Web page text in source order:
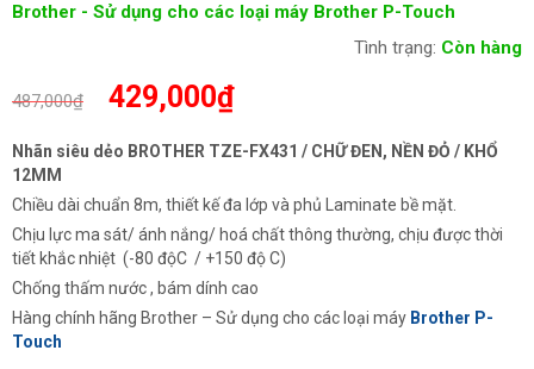
Brother - Sử dụng cho các loại máy Brother P-Touch
Tình trạng: Còn hàng
487,000₫ Giá
là:
429,000₫Giá
tại
429,000₫.
Nhãn siêu dẻo BROTHER TZE-FX431 / CHỮ ĐEN, NỀN ĐỎ / KHỔ
12MM
Chiều dài chuẩn 8m, thiết kế đa lớp và phủ Laminate bề mặt.
Chịu lực ma sát/ ánh nắng/ hoá chất thông thường, chịu được thời
tiết khắc nhiệt (-80 độC / +150 độ C)
Chống thấm nước , bám dính cao
Hàng chính hãng Brother – Sử dụng cho các loại máy Brother P-
Touch